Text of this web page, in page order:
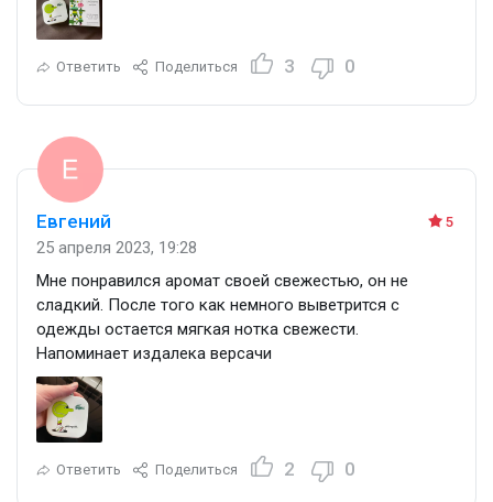
Ответить Поделиться 3 0
5
Евгений
25 апреля 2023, 19:28
Мне понравился аромат своей свежестью, он не
сладкий. После того как немного выветрится с
одежды остается мягкая нотка свежести.
Напоминает издалека версачи
Ответить Поделиться 2 0